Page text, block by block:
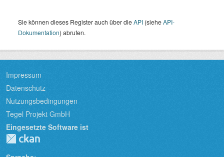
Sie können dieses Register auch über dieAPI (sieheAPI-
Dokumentation) abrufen.
Impressum
Datenschutz
Nutzungsbedingungen
Tegel Projekt GmbH
Eingesetzte Software ist